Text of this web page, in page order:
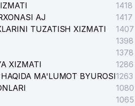
1418
AJ
1417
TUZATISH XIZMATI
1407
1398
1378
XIZMATI
1286
MA'LUMOT BYUROSI1263
1080
1065